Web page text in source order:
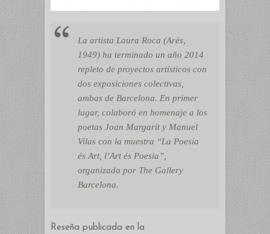
La artista Laura Roca (Arès,
1949) ha terminado un año 2014
repleto de proyectos artísticos con
dos exposiciones colectivas,
ambas de Barcelona. En primer
lugar, colaboró en homenaje a los
poetas Joan Margarit y Manuel
Vilas con la muestra “La Poesia
és Art, l’Art és Poesia”,
organizada por The Gallery
Barcelona.
Reseña publicada en la